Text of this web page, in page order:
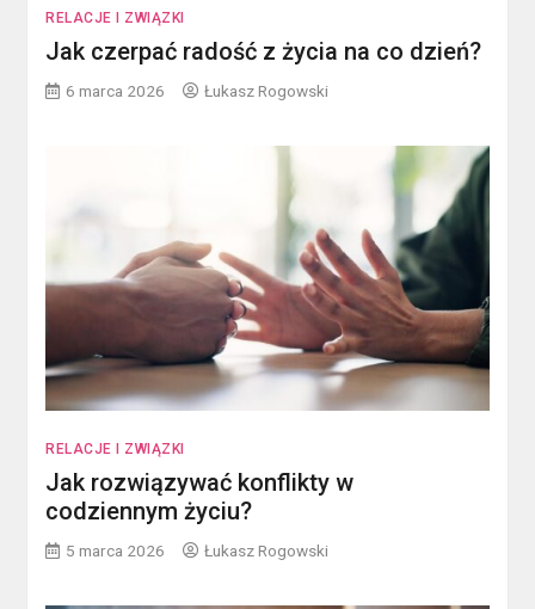
RELACJE I ZWIĄZKI
Jak czerpać radość z życia na co dzień?
6 marca 2026 Łukasz Rogowski
RELACJE I ZWIĄZKI
Jak rozwiązywać konflikty w
codziennym życiu?
5 marca 2026 Łukasz Rogowski